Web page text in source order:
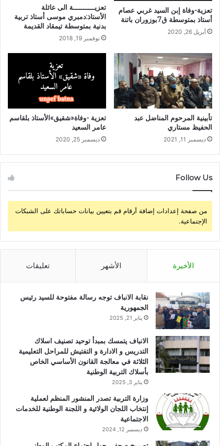
تعزية-وفاة إبن السيد غربي عصام
أستاذ بمتوسطة ق7بوزوران باتنة
أبريل 26, 2020
تعزيـــــــــــة الى عائلة
الأستاذ:دمبري موسى أستاذ تربية
بدنية بمتوسطة تيمقاد القديمة
نوفمبر 19, 2018
تأبينية المرحوم المناضل عبد
الحفيظ مستاري
ديسمبر 11, 2021
تعزية -وفاة«شقيق»الأستاذ بلقاسم
عامر السعيد
ديسمبر 25, 2020
Follow Us
من صفحة إعدادات إضافة أرقام قم بتعيين بيانات حساباتك على الشبكات
الإجتماعية.
الأخيرة الأشهر تعليقات
نقابة الانباف توجه رسالة مفتوحة للسيد رئيس
الجمهورية
يناير 21, 2025
الانباف يتمسك بمبدأ توحيد تصنيف اسلاك
التدريس و الادارة و التفتيش للمراحل التعليمية
الثلاثة في معالجة القانون الأساسي الخاص
بأسلاك التربية الوطنية
يناير 3, 2025
وزارة التربية تصدر المنشور المنظم لعملية
إنتخاب اللجان الولائية و اللجنة الوطنية للخدمات
الاجتماعية
ديسمبر 12, 2024